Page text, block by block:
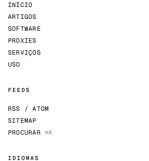
INÍCIO
ARTIGOS
SOFTWARE
PROXIES
SERVIÇOS
USO
FEEDS
RSS / ATOM
SITEMAP
PROCURAR⌘K
IDIOMAS